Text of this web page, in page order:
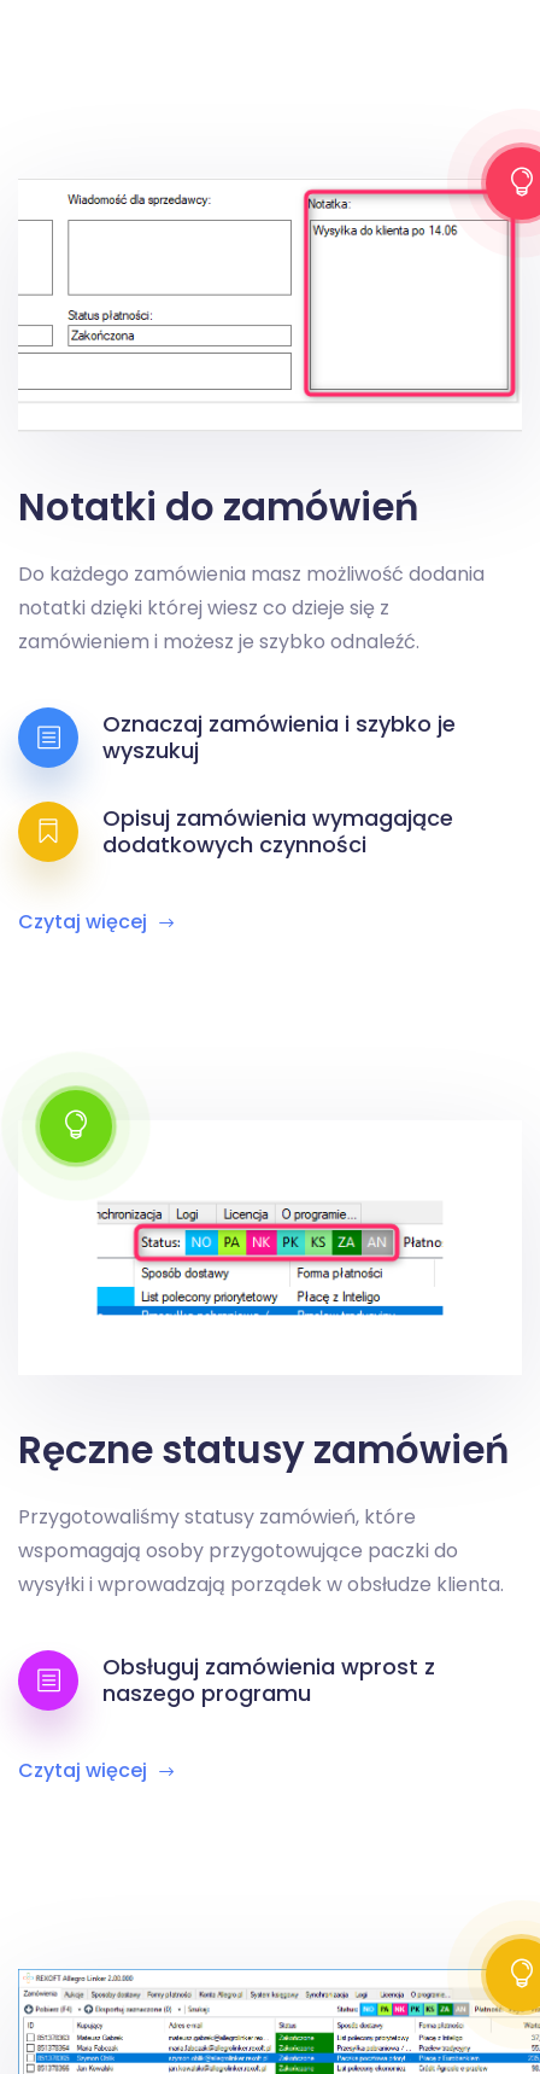
Notatki do zamówień
Do każdego zamówienia masz możliwość dodania
notatki dzięki której wiesz co dzieje się z
zamówieniem i możesz je szybko odnaleźć.
Oznaczaj zamówienia i szybko je
wyszukuj
Opisuj zamówienia wymagające
dodatkowych czynności
Czytaj więcej
Ręczne statusy zamówień
Przygotowaliśmy statusy zamówień, które
wspomagają osoby przygotowujące paczki do
wysyłki i wprowadzają porządek w obsłudze klienta.
Obsługuj zamówienia wprost z
naszego programu
Czytaj więcej